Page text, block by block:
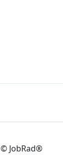
© JobRad®